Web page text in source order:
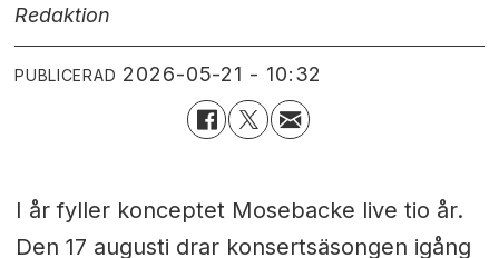
Redaktion
PUBLICERAD 2026-05-21 - 10:32
I år fyller konceptet Mosebacke live tio år.
Den 17 augusti drar konsertsäsongen igång